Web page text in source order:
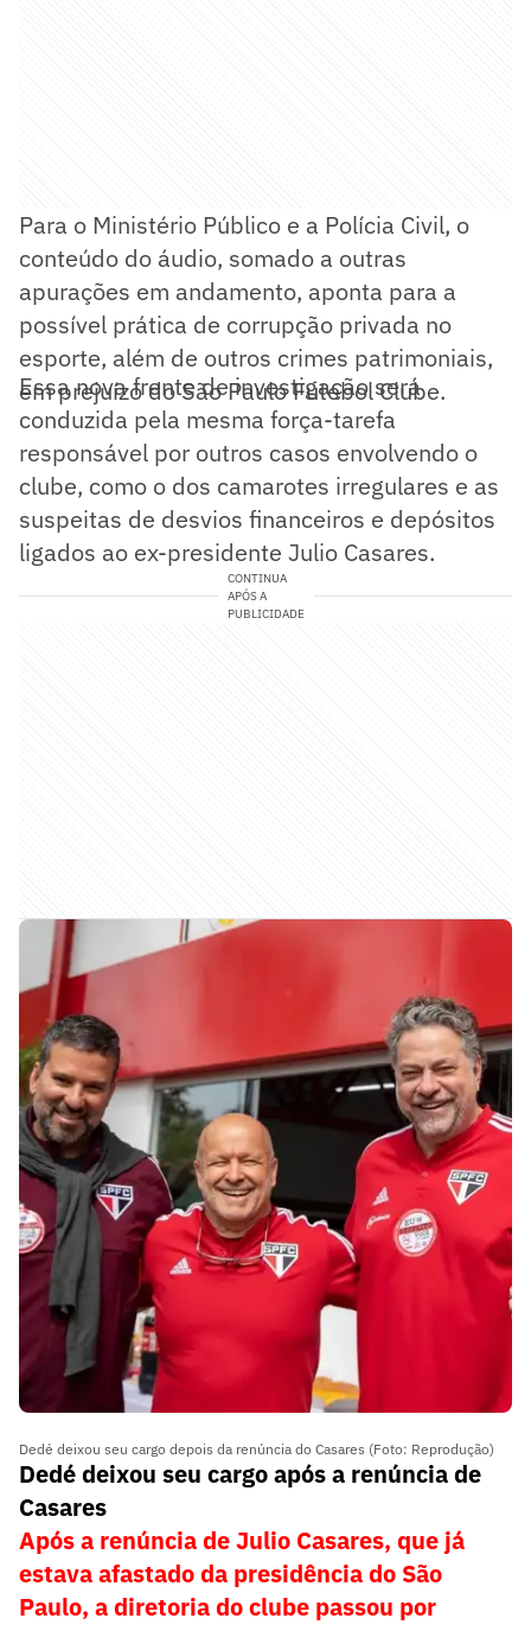
Para o Ministério Público e a Polícia Civil, o
conteúdo do áudio, somado a outras
apurações em andamento, aponta para a
possível prática de corrupção privada no
esporte, além de outros crimes patrimoniais,
em prejuízo do São Paulo Futebol Clube.
Essa nova frente de investigação será
conduzida pela mesma força-tarefa
responsável por outros casos envolvendo o
clube, como o dos camarotes irregulares e as
suspeitas de desvios financeiros e depósitos
ligados ao ex-presidente Julio Casares.
CONTINUA
APÓS A
PUBLICIDADE
Dedé deixou seu cargo depois da renúncia do Casares (Foto: Reprodução)
Dedé deixou seu cargo após a renúncia de
Casares
Após a renúncia de Julio Casares, que já
estava afastado da presidência do São
Paulo, a diretoria do clube passou por